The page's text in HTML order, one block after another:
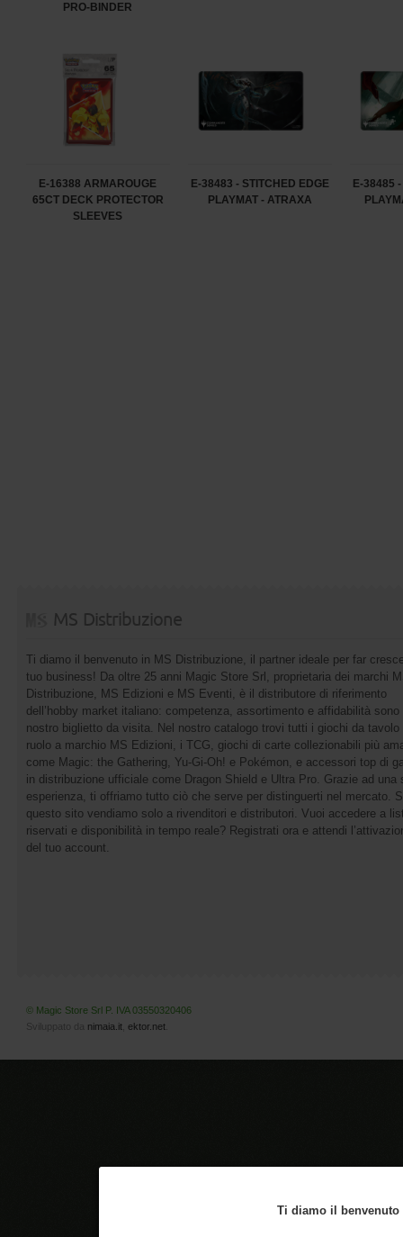
Ti diamo il
PRO-BINDER
E-16388 ARMAROUGE
65CT DECK PROTECTOR
SLEEVES
E-38483 - STITCHED EDGE
PLAYMAT - ATRAXA
E-38485
MS Distribuzione
Ti diamo il benvenuto in MS Distribuzione, il partner ideale per far
tuo business! Da oltre 25 anni Magic Store Srl, proprietaria dei marchi
Distribuzione, MS Edizioni e MS Eventi, è il distributore di riferimento
dell’hobby market italiano: competenza, assortimento e affidabilità sono
nostro biglietto da visita. Nel nostro catalogo trovi tutti i giochi da tavolo
ruolo a marchio MS Edizioni, i TCG, giochi di carte collezionabili più
come Magic: the Gathering, Yu-Gi-Oh! e Pokémon, e accessori top di
in distribuzione ufficiale come Dragon Shield e Ultra Pro. Grazie ad una
esperienza, ti offriamo tutto ciò che serve per distinguerti nel mercato.
questo sito vendiamo solo a rivenditori e distributori. Vuoi accedere a
riservati e disponibilità in tempo reale? Registrati ora e attendi
del tuo account.
© Magic Store Srl P. IVA 03550320406
Sviluppato da nimaia.it ektor.net